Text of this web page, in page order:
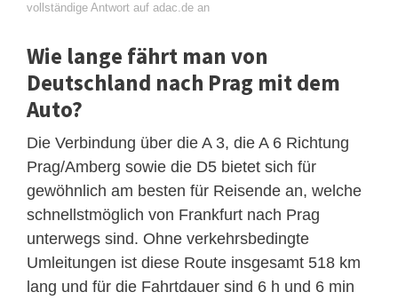
vollständige Antwort auf adac.de an
Wie lange fährt man von
Deutschland nach Prag mit dem
Auto?
Die Verbindung über die A 3, die A 6 Richtung
Prag/Amberg sowie die D5 bietet sich für
gewöhnlich am besten für Reisende an, welche
schnellstmöglich von Frankfurt nach Prag
unterwegs sind. Ohne verkehrsbedingte
Umleitungen ist diese Route insgesamt 518 km
lang und für die Fahrtdauer sind 6 h und 6 min